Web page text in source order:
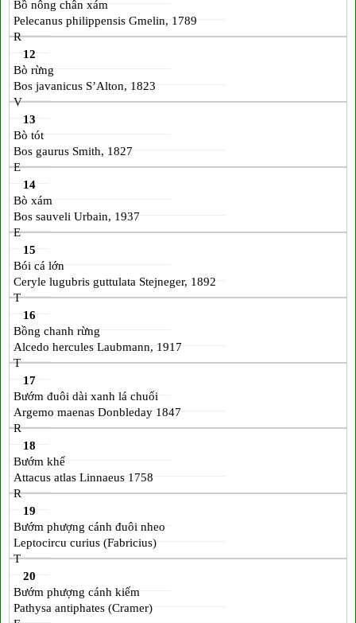
Bồ nông chân xám
Pelecanus philippensis Gmelin, 1789
R
12
Bò rừng
Bos javanicus S’Alton, 1823
V
13
Bò tót
Bos gaurus Smith, 1827
E
14
Bò xám
Bos sauveli Urbain, 1937
E
15
Bói cá lớn
Ceryle lugubris guttulata Stejneger, 1892
T
16
Bồng chanh rừng
Alcedo hercules Laubmann, 1917
T
17
Bướm đuôi dài xanh lá chuối
Argemo maenas Donbleday 1847
R
18
Bướm khế
Attacus atlas Linnaeus 1758
R
19
Bướm phượng cánh đuôi nheo
Leptocircu curius (Fabricius)
T
20
Bướm phượng cánh kiếm
Pathysa antiphates (Cramer)